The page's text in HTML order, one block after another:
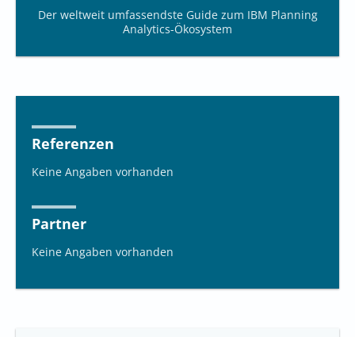
Der weltweit umfassendste Guide zum IBM Planning
Analytics-Ökosystem
Referenzen
Keine Angaben vorhanden
Partner
Keine Angaben vorhanden